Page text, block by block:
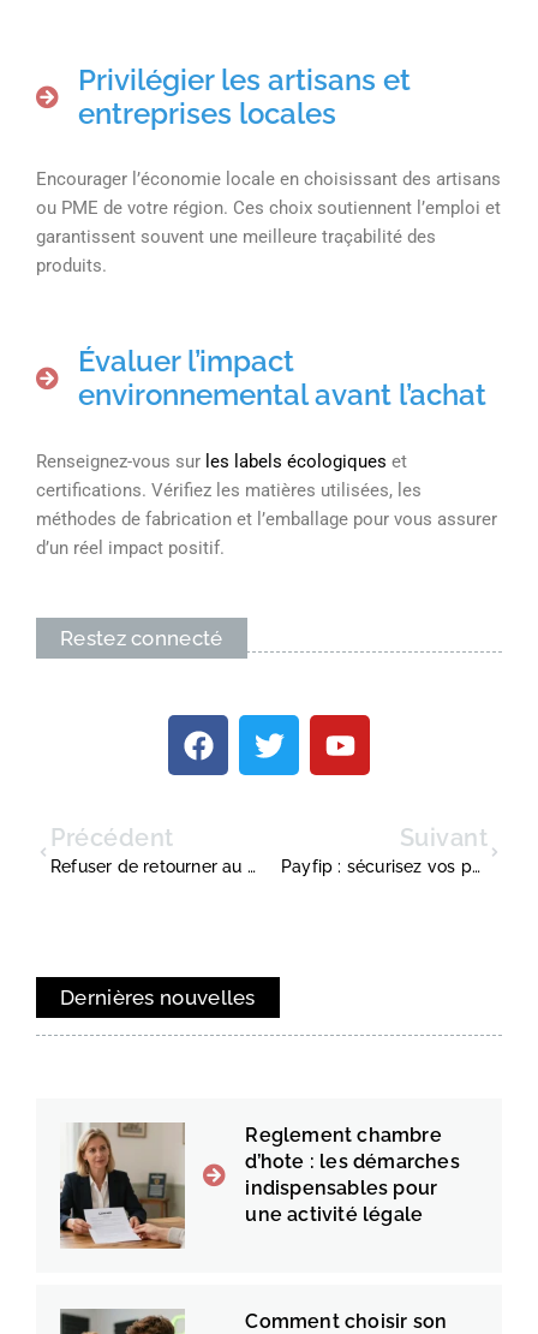
Privilégier les artisans et
entreprises locales
Encourager l’économie locale en choisissant des artisans
ou PME de votre région. Ces choix soutiennent l’emploi et
garantissent souvent une meilleure traçabilité des
produits.
Évaluer l’impact
environnemental avant l’achat
Renseignez-vous sur les labels écologiques et
certifications. Vérifiez les matières utilisées, les
méthodes de fabrication et l’emballage pour vous assurer
d’un réel impact positif.
Restez connecté
Précédent
Refuser de retourner au bureau : comprendre le malaise pour mieux rebondir
Suivant
Payfip : sécurisez vos paiements publics en toute simplicité pour votre entreprise
Dernières nouvelles
Reglement chambre
d’hote : les démarches
indispensables pour
une activité légale
Comment choisir son